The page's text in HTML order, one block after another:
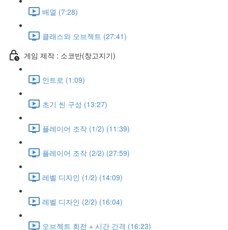
배열 (7:28)
클래스와 오브젝트 (27:41)
게임 제작 : 소코반(창고지기)
인트로 (1:09)
초기 씬 구성 (13:27)
플레이어 조작 (1/2) (11:39)
플레이어 조작 (2/2) (27:59)
레벨 디자인 (1/2) (14:09)
레벨 디자인 (2/2) (16:04)
오브젝트 회전 + 시간 간격 (16:23)